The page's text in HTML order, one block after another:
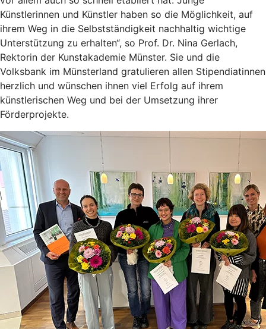
Künstlerinnen und Künstler haben so die Möglichkeit, auf
ihrem Weg in die Selbstständigkeit nachhaltig wichtige
Unterstützung zu erhalten“, so Prof. Dr. Nina Gerlach,
Rektorin der Kunstakademie Münster. Sie und die
Volksbank im Münsterland gratulieren allen Stipendiatinnen
herzlich und wünschen ihnen viel Erfolg auf ihrem
künstlerischen Weg und bei der Umsetzung ihrer
Förderprojekte.